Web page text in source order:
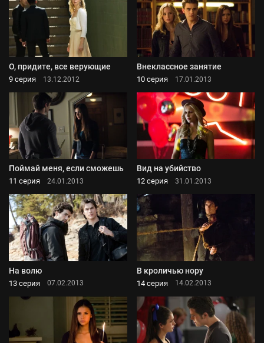
О, придите, все верующие
9 серия 13.12.2012
Внеклассное занятие
10 серия 17.01.2013
Поймай меня, если сможешь
11 серия 24.01.2013
Вид на убийство
12 серия 31.01.2013
На волю
13 серия 07.02.2013
В кроличью нору
14 серия 14.02.2013